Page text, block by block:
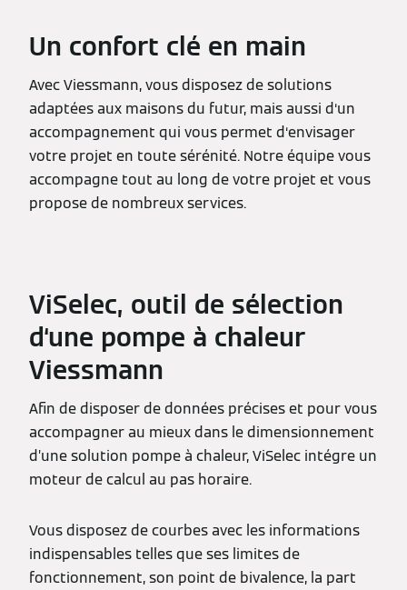
Un confort clé en main
Avec Viessmann, vous disposez de solutions
adaptées aux maisons du futur, mais aussi d‘un
accompagnement qui vous permet d‘envisager
votre projet en toute sérénité. Notre équipe vous
accompagne tout au long de votre projet et vous
propose de nombreux services.
ViSelec, outil de sélection
d‘une pompe à chaleur
Viessmann
Afin de disposer de données précises et pour vous
accompagner au mieux dans le dimensionnement
d’une solution pompe à chaleur, ViSelec intégre un
moteur de calcul au pas horaire.
Vous disposez de courbes avec les informations
indispensables telles que ses limites de
fonctionnement, son point de bivalence, la part